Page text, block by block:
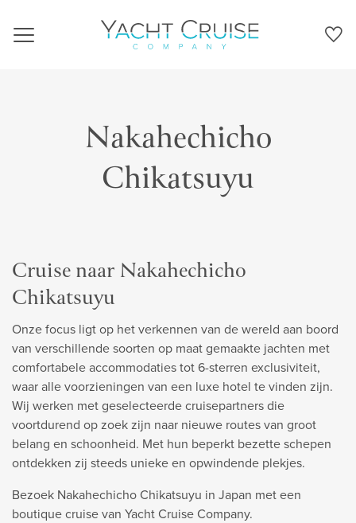
Navigation
Nakahechicho
Chikatsuyu
Cruise naar Nakahechicho
Chikatsuyu
Onze focus ligt op het verkennen van de wereld aan boord
van verschillende soorten op maat gemaakte jachten met
comfortabele accommodaties tot 6-sterren exclusiviteit,
waar alle voorzieningen van een luxe hotel te vinden zijn.
Wij werken met geselecteerde cruisepartners die
voortdurend op zoek zijn naar nieuwe routes van groot
belang en schoonheid. Met hun beperkt bezette schepen
ontdekken zij steeds unieke en opwindende plekjes.
Bezoek Nakahechicho Chikatsuyu in Japan met een
boutique cruise van Yacht Cruise Company.